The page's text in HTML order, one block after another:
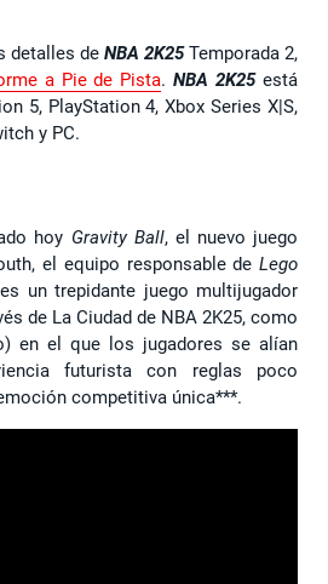
detalles de NBA 2K25Temporada 2,
a Pie de Pista.NBA 2K25está
5, PlayStation 4, Xbox Series X|S,
y PC.
hoy Gravity Ball, el nuevo juego
el equipo responsable de Lego
un trepidante juego multijugador
de La Ciudad de NBA 2K25, como
en el que los jugadores se alían
futurista con reglas poco
competitiva única***.